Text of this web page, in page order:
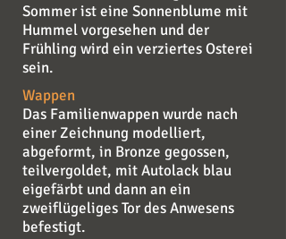
Sommer ist eine Sonnenblume mit
Hummel vorgesehen und der
Frühling wird ein verziertes Osterei
sein.
Wappen
Das Familienwappen wurde nach
einer Zeichnung modelliert,
abgeformt, in Bronze gegossen,
teilvergoldet, mit Autolack blau
eigefärbt und dann an ein
zweiflügeliges Tor des Anwesens
befestigt.